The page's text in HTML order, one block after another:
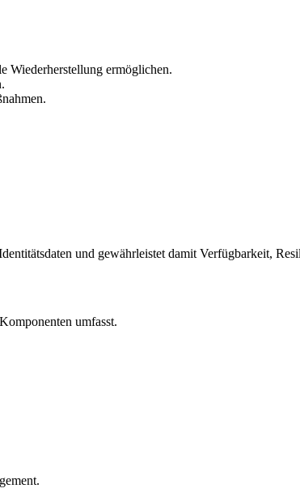
Wiederherstellung ermöglichen.
und gewährleistet damit Verfügbarkeit,
umfasst.